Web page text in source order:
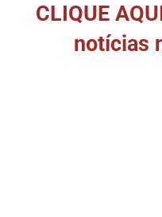
CLIQUE
notícias